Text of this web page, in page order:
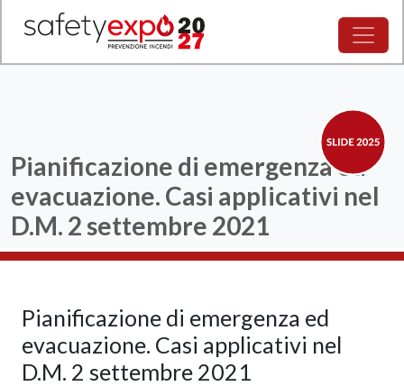
Pianificazione di emergenza ed
evacuazione. Casi applicativi nel
D.M. 2 settembre 2021
Pianificazione di emergenza ed
evacuazione. Casi applicativi nel
D.M. 2 settembre 2021